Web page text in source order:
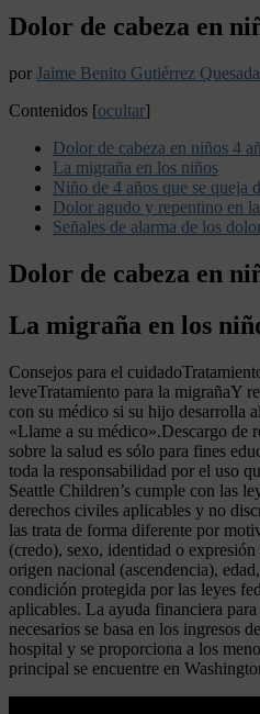
Dolor de cabeza en
por Jaime Benito Gutiérrez Quesada
Contenidos [ocultar]
Dolor de cabeza en niños 4
La migraña en los niños
Niño de 4 años que se queja
Dolor agudo y repentino en
Señales de alarma de los
Dolor de cabeza en
La migraña en los
Consejos para el
leveTratamiento para la migrañaY
con su médico si su hijo desarrolla
«Llame a su médico».Descargo de
sobre la salud es sólo para fines
toda la responsabilidad por el uso
Seattle Children’s cumple con las
derechos civiles aplicables y no
las trata de forma diferente por
(credo), sexo, identidad o
origen nacional (ascendencia),
condición protegida por las leyes
aplicables. La ayuda financiera
necesarios se basa en los ingresos
hospital y se proporciona a los
principal se encuentre en